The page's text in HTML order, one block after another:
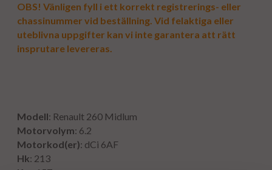
OBS! Vänligen fyll i ett korrekt registrerings- eller
chassinummer vid beställning. Vid felaktiga eller
uteblivna uppgifter kan vi inte garantera att rätt
insprutare levereras.
Modell: Renault 260 Midlum
Motorvolym: 6.2
Motorkod(er): dCi 6AF
Hk: 213